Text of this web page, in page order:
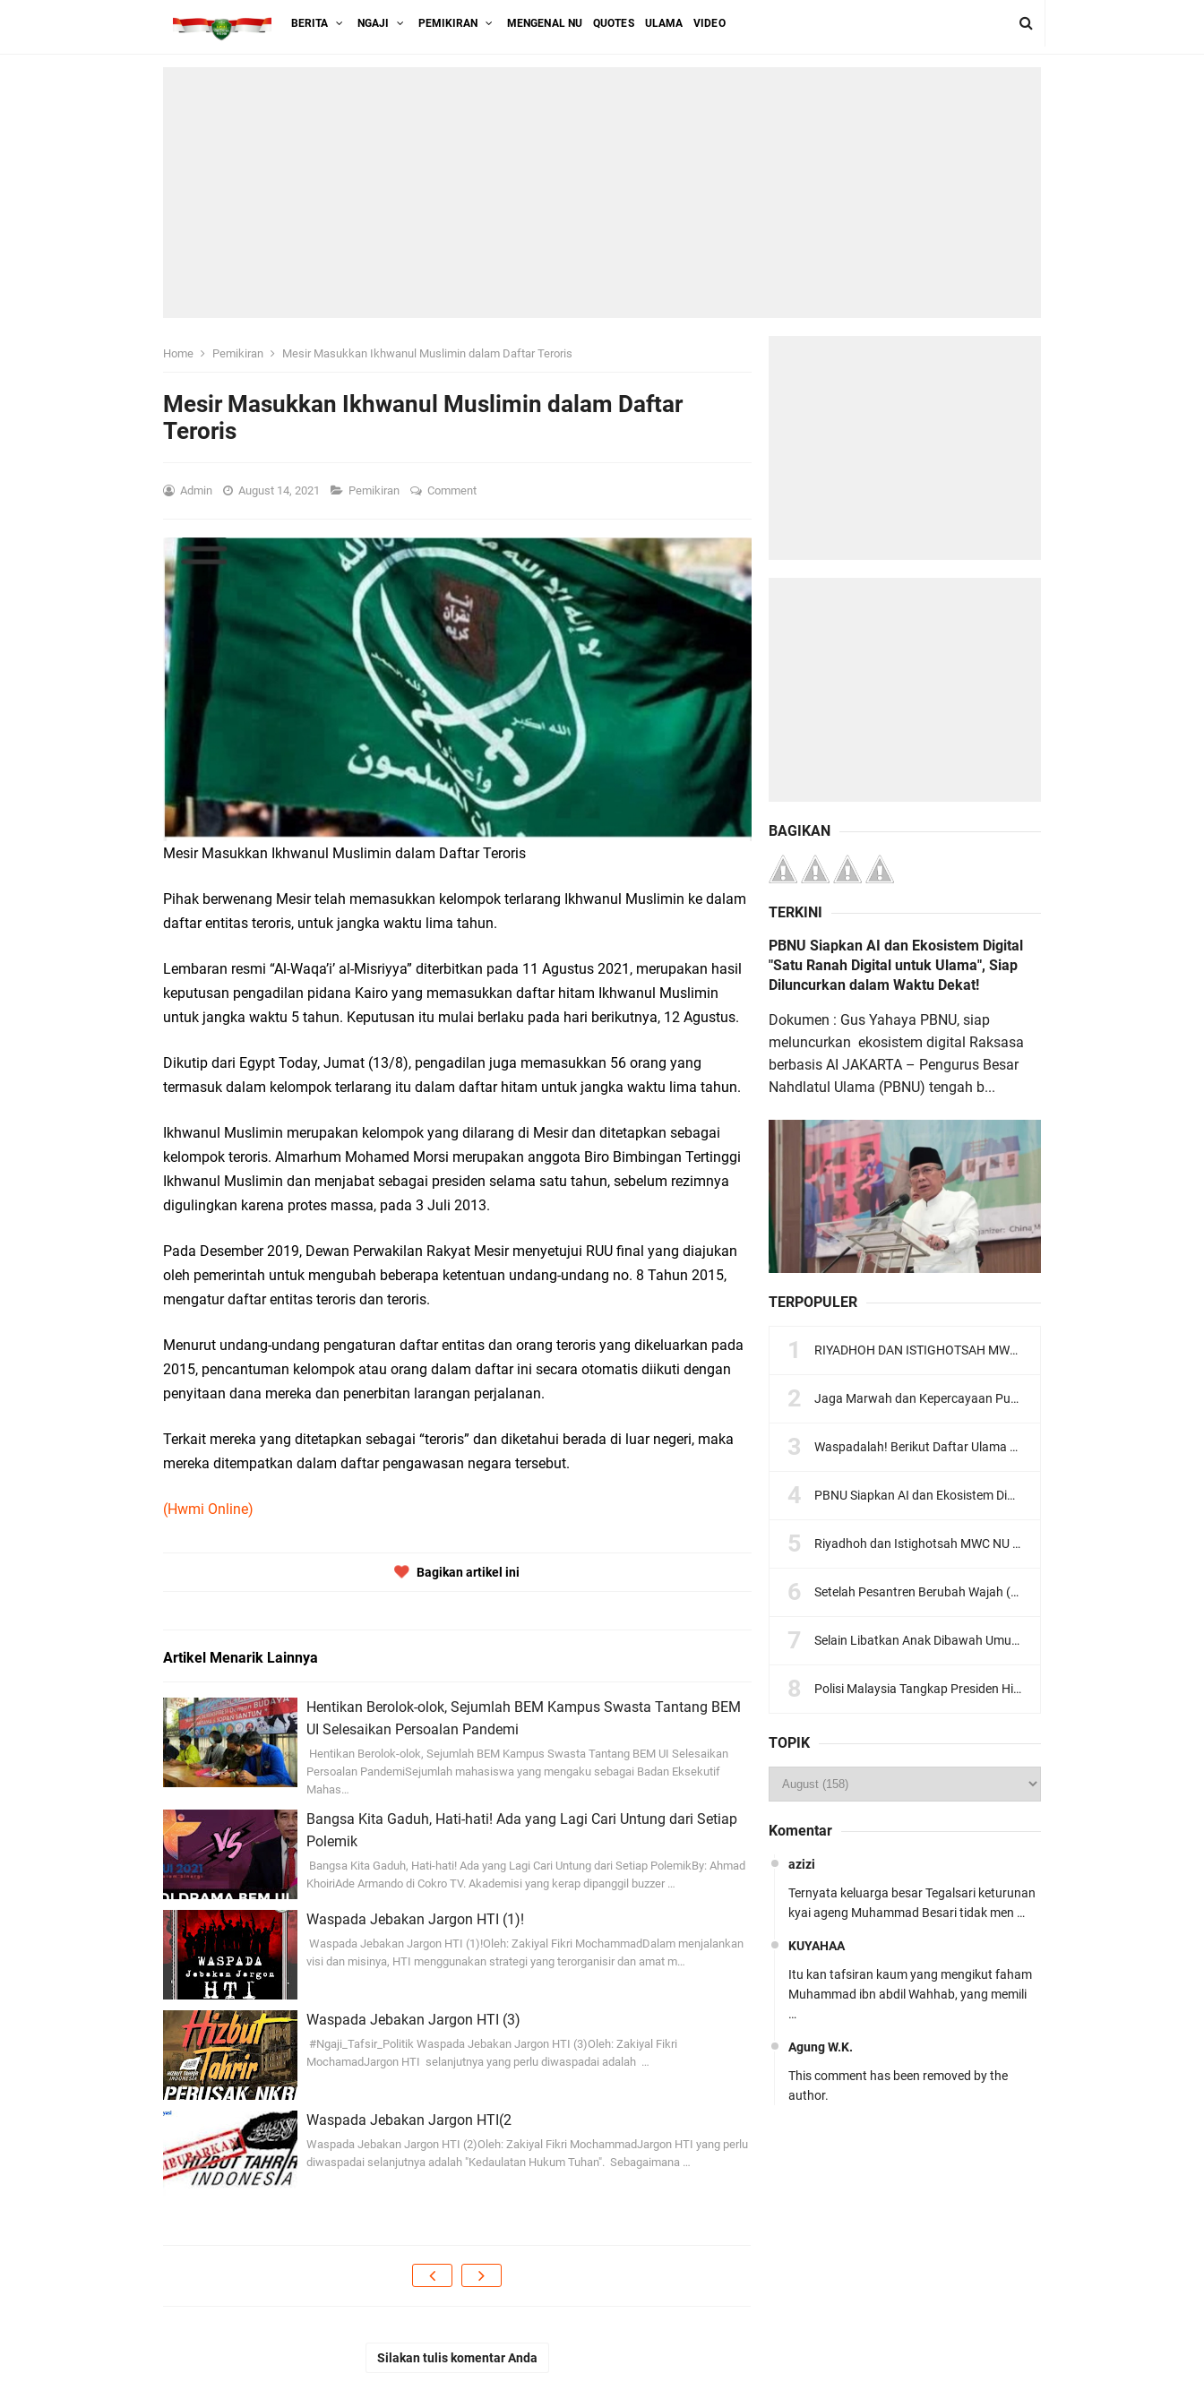
BERITA NGAJI PEMIKIRAN MENGENAL NU QUOTES ULAMA VIDEO
Home Pemikiran Mesir Masukkan Ikhwanul Muslimin dalam Daftar Teroris
Mesir Masukkan Ikhwanul Muslimin dalam Daftar
Teroris
Admin August 14, 2021 Pemikiran Comment
Mesir Masukkan Ikhwanul Muslimin dalam Daftar Teroris
Pihak berwenang Mesir telah memasukkan kelompok terlarang Ikhwanul Muslimin ke dalam
daftar entitas teroris, untuk jangka waktu lima tahun.
Lembaran resmi “Al-Waqa’i’ al-Misriyya” diterbitkan pada 11 Agustus 2021, merupakan hasil
keputusan pengadilan pidana Kairo yang memasukkan daftar hitam Ikhwanul Muslimin
untuk jangka waktu 5 tahun. Keputusan itu mulai berlaku pada hari berikutnya, 12 Agustus.
Dikutip dari Egypt Today, Jumat (13/8), pengadilan juga memasukkan 56 orang yang
termasuk dalam kelompok terlarang itu dalam daftar hitam untuk jangka waktu lima tahun.
Ikhwanul Muslimin merupakan kelompok yang dilarang di Mesir dan ditetapkan sebagai
kelompok teroris. Almarhum Mohamed Morsi merupakan anggota Biro Bimbingan Tertinggi
Ikhwanul Muslimin dan menjabat sebagai presiden selama satu tahun, sebelum rezimnya
digulingkan karena protes massa, pada 3 Juli 2013.
Pada Desember 2019, Dewan Perwakilan Rakyat Mesir menyetujui RUU final yang diajukan
oleh pemerintah untuk mengubah beberapa ketentuan undang-undang no. 8 Tahun 2015,
mengatur daftar entitas teroris dan teroris.
Menurut undang-undang pengaturan daftar entitas dan orang teroris yang dikeluarkan pada
2015, pencantuman kelompok atau orang dalam daftar ini secara otomatis diikuti dengan
penyitaan dana mereka dan penerbitan larangan perjalanan.
Terkait mereka yang ditetapkan sebagai “teroris” dan diketahui berada di luar negeri, maka
mereka ditempatkan dalam daftar pengawasan negara tersebut.
(Hwmi Online)
Bagikan artikel ini
Artikel Menarik Lainnya
Hentikan Berolok-olok, Sejumlah BEM Kampus Swasta Tantang BEM
UI Selesaikan Persoalan Pandemi
Hentikan Berolok-olok, Sejumlah BEM Kampus Swasta Tantang BEM UI Selesaikan
Persoalan PandemiSejumlah mahasiswa yang mengaku sebagai Badan Eksekutif
Mahas…
Bangsa Kita Gaduh, Hati-hati! Ada yang Lagi Cari Untung dari Setiap
Polemik
Bangsa Kita Gaduh, Hati-hati! Ada yang Lagi Cari Untung dari Setiap PolemikBy: Ahmad
KhoiriAde Armando di Cokro TV. Akademisi yang kerap dipanggil buzzer …
Waspada Jebakan Jargon HTI (1)!
Waspada Jebakan Jargon HTI (1)!Oleh: Zakiyal Fikri MochammadDalam menjalankan
visi dan misinya, HTI menggunakan strategi yang terorganisir dan amat m…
Waspada Jebakan Jargon HTI (3)
#Ngaji_Tafsir_Politik Waspada Jebakan Jargon HTI (3)Oleh: Zakiyal Fikri
MochamadJargon HTI selanjutnya yang perlu diwaspadai adalah …
Waspada Jebakan Jargon HTI(2
Waspada Jebakan Jargon HTI (2)Oleh: Zakiyal Fikri MochammadJargon HTI yang perlu
diwaspadai selanjutnya adalah "Kedaulatan Hukum Tuhan". Sebagaimana …
Silakan tulis komentar Anda
BAGIKAN
TERKINI
PBNU Siapkan AI dan Ekosistem Digital
"Satu Ranah Digital untuk Ulama", Siap
Diluncurkan dalam Waktu Dekat!
Dokumen : Gus Yahaya PBNU, siap
meluncurkan ekosistem digital Raksasa
berbasis AI JAKARTA – Pengurus Besar
Nahdlatul Ulama (PBNU) tengah b...
TERPOPULER
RIYADHOH DAN ISTIGHOTSAH MWC NU LOWOKWARU Menyambut Muktamar NU ke-35, Meneguhkan Sanad Laku Para Muassis
Jaga Marwah dan Kepercayaan Publik, Ratusan Guru Ngaji Kota Malang Serukan Deklarasi Ramah Anak
Waspadalah! Berikut Daftar Ulama Wahabi di Seluruh Dunia dan Karya-karyanya
PBNU Siapkan AI dan Ekosistem Digital "Satu Ranah Digital untuk Ulama", Siap Diluncurkan dalam Waktu Dekat!
Riyadhoh dan Istighotsah MWC NU Lowokwaru: Menguatkan Doa, Menjalin Ukhuwah Menyambut Muktamar NU ke-35
Setelah Pesantren Berubah Wajah (Dari NU Ke Wahabi)
Selain Libatkan Anak Dibawah Umur, Aksi Ganyang Komunis Jadi Sorotan Karena Ada Narasi Halal Sembelih Orang
Polisi Malaysia Tangkap Presiden Hizbut Tahrir Saat Konferensi Pers
TOPIK
Komentar
azizi
Ternyata keluarga besar Tegalsari keturunan
kyai ageng Muhammad Besari tidak men …
KUYAHAA
Itu kan tafsiran kaum yang mengikut faham
Muhammad ibn abdil Wahhab, yang memili
…
Agung W.K.
This comment has been removed by the
author.